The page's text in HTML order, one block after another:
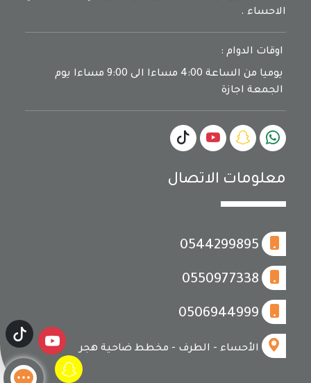
الاحساء .
اوقات الدوام :
يوميا من الساعة 4:00 مساءا الى 9:00 مساءا يوم
الجمعة اجازة
معلومات الاتصال
0544299895
0550977338
0506944999
الأحساء - الطرف - مخطط ضاحية هجر